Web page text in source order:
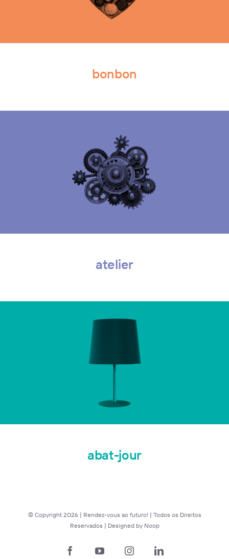
bonbon
atelier
abat-jour
© Copyright 2026 | Rendez-vous ao futuro! | Todos os Direitos
Reservados | Designed by Noop
FacebookYouTubeInstagramLinkedIn